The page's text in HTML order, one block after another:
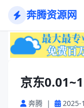
奔腾资源网
京东
奔腾 | 2025-